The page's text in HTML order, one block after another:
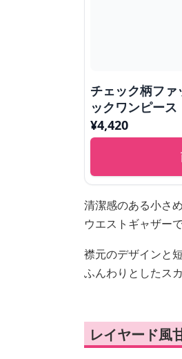
チェック柄フ
ックワンピース
¥4,420
清潔感のある小さ
ウエストギャザー
襟元のデザインと
ふんわりとしたス
レイヤード風